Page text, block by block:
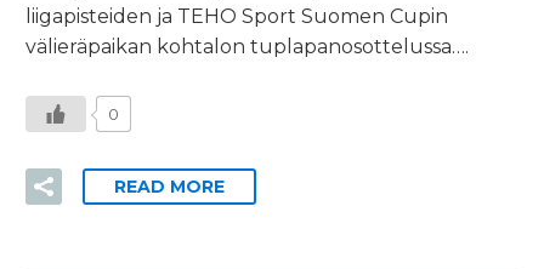
liigapisteiden ja TEHO Sport Suomen Cupin
välieräpaikan kohtalon tuplapanosottelussa….
0
READ MORE